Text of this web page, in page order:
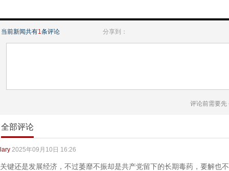
当前新闻共有1条评论 分享到：
评论前需要先
全部评论
lary 2025年09月10日 16:26
关键还是发展经济，不过萎靡不振却是共产党留下的长期毒药，要解也